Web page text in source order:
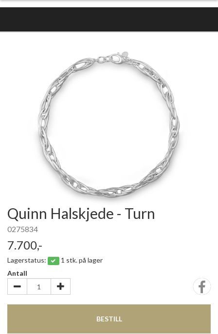
Quinn Halskjede - Turn
0275834
7.700,-
Lagerstatus:
1 stk. på lager
Antall
BESTILL